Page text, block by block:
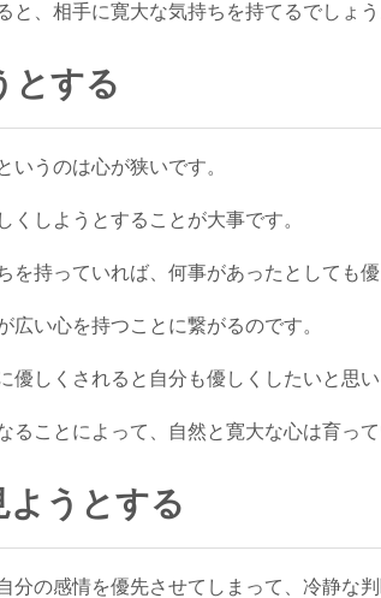
と、相手に寛大な気持ちを持てるでしょう
とする
いうのは心が狭いです。
くしようとすることが大事です。
を持っていれば、何事があったとしても
広い心を持つことに繋がるのです。
優しくされると自分も優しくしたいと思
ることによって、自然と寛大な心は育って
ようとする
分の感情を優先させてしまって、冷静な判